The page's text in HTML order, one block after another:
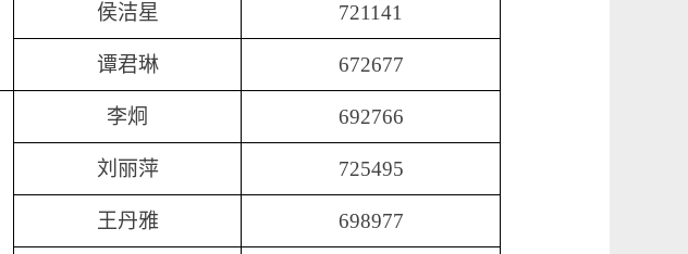
侯洁星 721141
谭君琳 672677
李炯 692766
刘丽萍 725495
王丹雅 698977